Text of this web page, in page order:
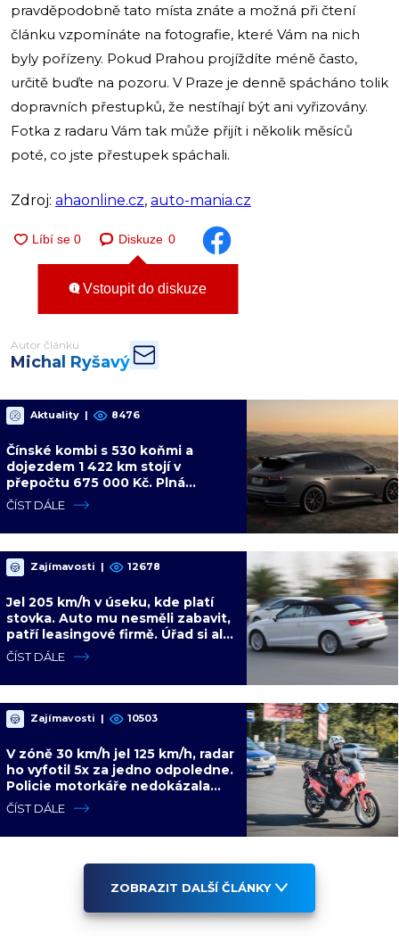
pravděpodobně tato místa znáte a možná při čtení
článku vzpomínáte na fotografie, které Vám na nich
byly pořízeny. Pokud Prahou projíždíte méně často,
určitě buďte na pozoru. V Praze je denně spácháno tolik
dopravních přestupků, že nestíhají být ani vyřizovány.
Fotka z radaru Vám tak může přijít i několik měsíců
poté, co jste přestupek spáchali.
Zdroj: ahaonline.cz, auto-mania.cz
Diskuze 0
Vstoupit do diskuze
Autor článku
Michal Ryšavý
Aktuality | 8476
Čínské kombi s 530 koňmi a
dojezdem 1 422 km stojí v
přepočtu 675 000 Kč. Plná
výbava je v ceně, VW a BMW mají
problém
ČÍST DÁLE
Zajímavosti | 12678
Jel 205 km/h v úseku, kde platí
stovka. Auto mu nesměli zabavit,
patří leasingové firmě. Úřad si ale
poradil jinak
ČÍST DÁLE
Zajímavosti | 10503
V zóně 30 km/h jel 125 km/h, radar
ho vyfotil 5x za jedno odpoledne.
Policie motorkáře nedokázala
zastavit
ČÍST DÁLE
ZOBRAZIT DALŠÍ ČLÁNKY